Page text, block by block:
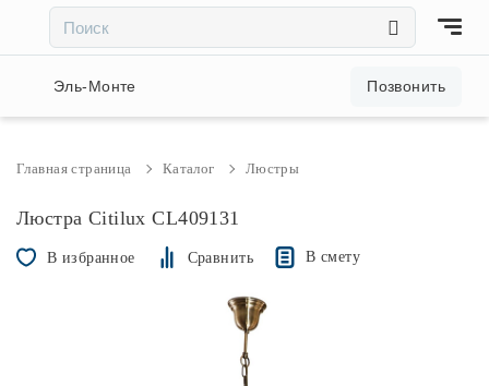
Акции и скидки
Светильники
Эль-Монте Позвонить
Главная страница Каталог Люстры
Люстра Citilux CL409131
В избранное Сравнить В смету
××